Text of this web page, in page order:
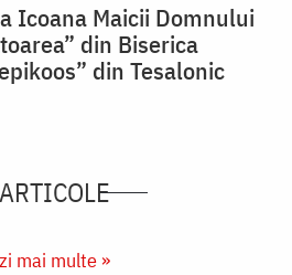
Icoana Maicii Domnului
din Biserica
din Tesalonic
ARTICOLE
mai multe »